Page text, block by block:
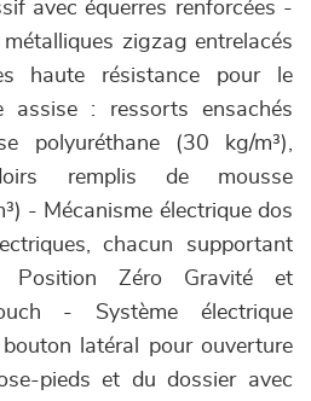
avec équerres renforcées -
zigzag entrelacés
haute résistance pour le
assise : ressorts ensachés
polyuréthane (30 kg/m³),
remplis de mousse
- Mécanisme électrique dos
chacun supportant
Zéro Gravité et
- Système électrique
latéral pour ouverture
pieds et du dossier avec